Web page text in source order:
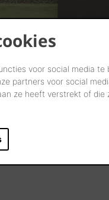
voor social media
partners voor social
ze heeft verstrekt of die